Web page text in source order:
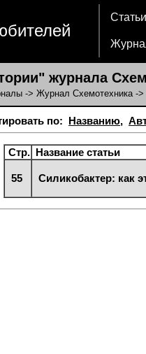
Статьи
журнала
-> Журнал Схемотехника->
по: Названию,
Стр. Название статьи
55 Силикобактер: как